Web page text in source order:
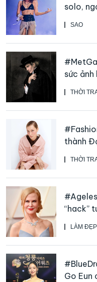
SAO
solo,
THỜI
sức ảnh
Galliano
THỜI
thành
LÀM ĐẸP
“hack”
đầu
Go Eun